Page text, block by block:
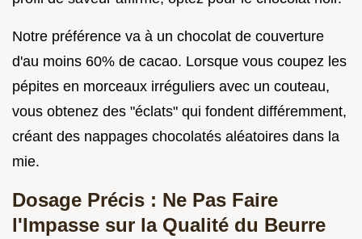
Notre préférence va à un chocolat de couverture
d'au moins 60% de cacao. Lorsque vous coupez les
pépites en morceaux irréguliers avec un couteau,
vous obtenez des "éclats" qui fondent différemment,
créant des nappages chocolatés aléatoires dans la
mie.
Dosage Précis : Ne Pas Faire
l'Impasse sur la Qualité du Beurre